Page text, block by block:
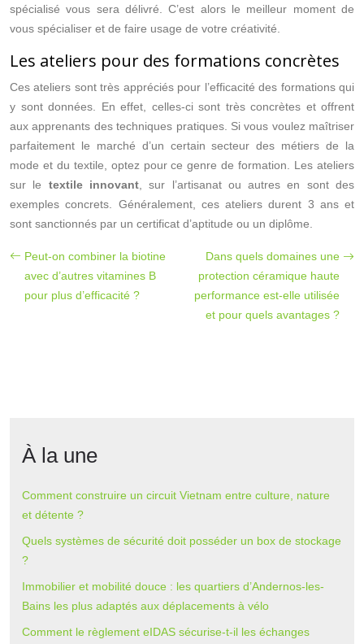
spécialisé vous sera délivré. C’est alors le meilleur moment de
vous spécialiser et de faire usage de votre créativité.
Les ateliers pour des formations concrètes
Ces ateliers sont très appréciés pour l’efficacité des formations qui
y sont données. En effet, celles-ci sont très concrètes et offrent
aux apprenants des techniques pratiques. Si vous voulez maîtriser
parfaitement le marché d’un certain secteur des métiers de la
mode et du textile, optez pour ce genre de formation. Les ateliers
sur le textile innovant, sur l’artisanat ou autres en sont des
exemples concrets. Généralement, ces ateliers durent 3 ans et
sont sanctionnés par un certificat d’aptitude ou un diplôme.
Peut-on combiner la biotine
avec d’autres vitamines B
pour plus d’efficacité ?
Dans quels domaines une
protection céramique haute
performance est-elle utilisée
et pour quels avantages ?
À la une
Comment construire un circuit Vietnam entre culture, nature
et détente ?
Quels systèmes de sécurité doit posséder un box de stockage
?
Immobilier et mobilité douce : les quartiers d’Andernos-les-
Bains les plus adaptés aux déplacements à vélo
Comment le règlement eIDAS sécurise-t-il les échanges